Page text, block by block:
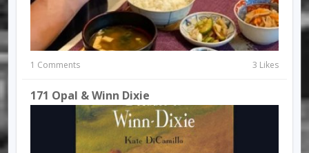
1 Comments 3 Likes
171 Opal & Winn Dixie